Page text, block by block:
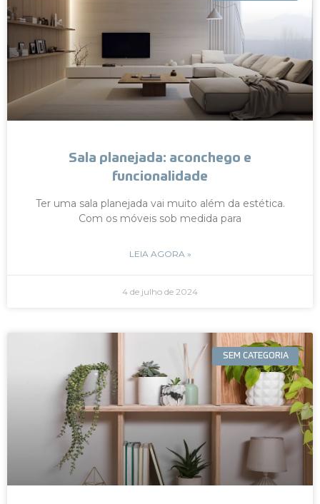
Sala planejada: aconchego e
funcionalidade
Ter uma sala planejada vai muito além da estética.
Com os móveis sob medida para
LEIA AGORA »
4 de julho de 2024
SEM CATEGORIA